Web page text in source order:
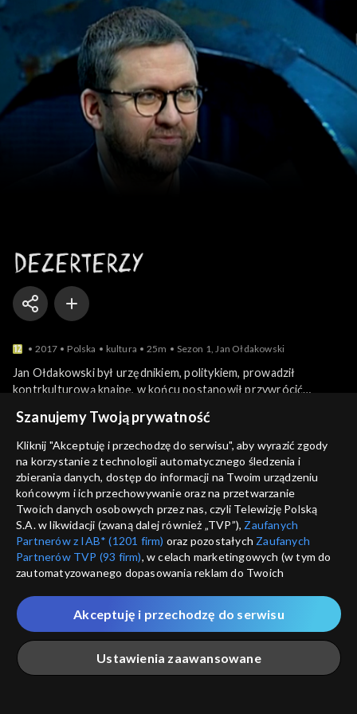
Dezerterzy
2017 Polska kultura 25m Sezon 1, Jan Ołdakowski
Jan Ołdakowski był urzędnikiem, politykiem, prowadził
kontrkulturową knajpę, w końcu postanowił przywrócić
Muzeum Powstania Warszawskiego. Muzeum stało się jednym
z symboli stolicy, miejscem debaty i wielu wydarzeń
kulturalnych, a Ołdakowski wyrósł na autorytet zarządzania
instytucjami kultury w Polsce. Jest kawalerem siedmiu
odznaczeń państwowych w 4 krajach.
więcej
Sezony i odcinki
Wybierz
Odcinki
Rekomendowane dla Ciebie
Szanujemy Twoją prywatność
Kliknij "Akceptuję i przechodzę do serwisu", aby wyrazić zgody
na korzystanie z technologii automatycznego śledzenia i
zbierania danych, dostęp do informacji na Twoim urządzeniu
końcowym i ich przechowywanie oraz na przetwarzanie
Twoich danych osobowych przez nas, czyli Telewizję Polską
S.A. w likwidacji (zwaną dalej również „TVP”), Zaufanych
Partnerów z IAB* (1201 firm) oraz pozostałych Zaufanych
Partnerów TVP (93 firm), w celach marketingowych (w tym do
zautomatyzowanego dopasowania reklam do Twoich
które wskazujemy poniżej, a także zgody na udostępnianie
przez nas identyfikatora PPID do Google.
Twoje dane osobowe zbierane podczas odwiedzania przez
Ciebie naszych
poszczególnych serwisówzwanych dalej
„Portalem”, w tym informacje zapisywane za pomocą
Ustawienia zaawansowane
Akceptuję i przechodzę do serwisu